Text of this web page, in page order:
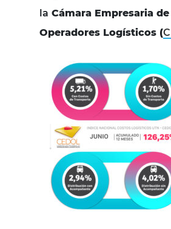
la Cámara Empresaria de
Operadores Logísticos (